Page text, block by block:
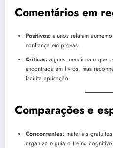
Comentários em
Positivos: alunos relatam
confiança em provas.
Críticas: alguns mencionam que
encontrada em livros, mas
facilita aplicação.
Comparações e
Concorrentes: materiais
organiza e guia o treino cognitivo.